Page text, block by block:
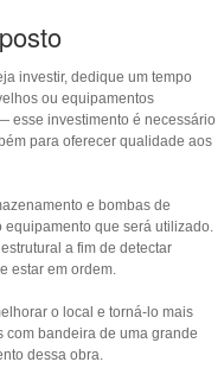
investir, dedique um tempo
ou equipamentos
esse investimento é necessário
para oferecer qualidade aos
e bombas de
que será utilizado.
a fim de detectar
estar em ordem.
o local e torná-lo mais
com bandeira de uma grande
dessa obra.